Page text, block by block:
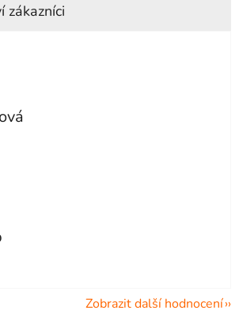
je 5 z 5 hvězdiček.
je 5 z 5 hvězdiček.
je 5 z 5 hvězdiček.
je 5 z 5 hvězdiček.
Zobrazit další hodnocení